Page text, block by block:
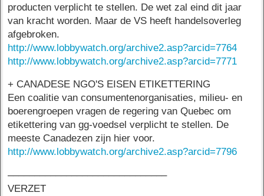
producten verplicht te stellen. De wet zal eind dit jaar
van kracht worden. Maar de VS heeft handelsoverleg
afgebroken.
http://www.lobbywatch.org/archive2.asp?arcid=7764
http://www.lobbywatch.org/archive2.asp?arcid=7771
+ CANADESE NGO'S EISEN ETIKETTERING
Een coalitie van consumentenorganisaties, milieu- en
boerengroepen vragen de regering van Quebec om
etikettering van gg-voedsel verplicht te stellen. De
meeste Canadezen zijn hier voor.
http://www.lobbywatch.org/archive2.asp?arcid=7796
––––––––––––––––––––––––––––––
VERZET